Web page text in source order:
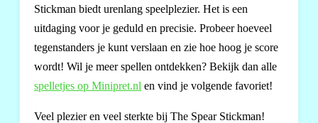
Stickman biedt urenlang speelplezier. Het is een
uitdaging voor je geduld en precisie. Probeer hoeveel
tegenstanders je kunt verslaan en zie hoe hoog je score
wordt! Wil je meer spellen ontdekken? Bekijk dan alle
spelletjes op Minipret.nl en vind je volgende favoriet!
Veel plezier en veel sterkte bij The Spear Stickman!